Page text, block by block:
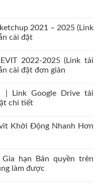
2021 – 2025 (Link
cài đặt
2022-2025 (Link tải
cài đặt đơn giản
| Link Google Drive tải
chi tiết
Khởi Động Nhanh Hơn
hạn Bản quyền trên
làm được